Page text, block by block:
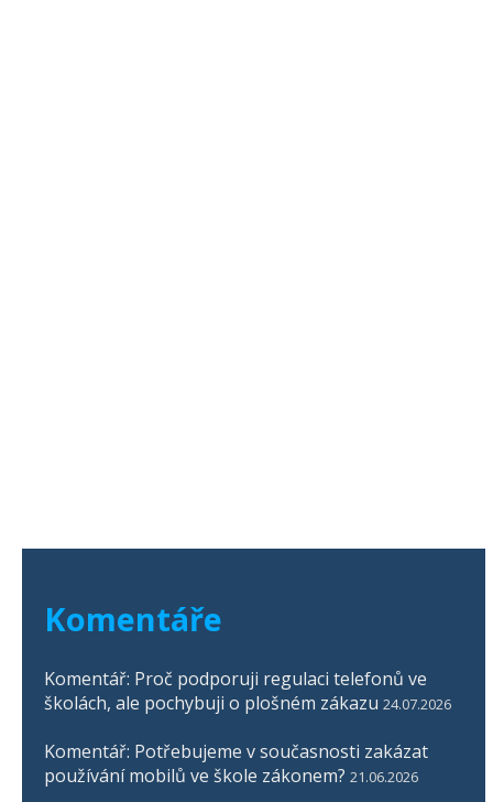
Komentáře
Komentář: Proč podporuji regulaci telefonů ve
školách, ale pochybuji o plošném zákazu 24.07.2026
Komentář: Potřebujeme v současnosti zakázat
používání mobilů ve škole zákonem? 21.06.2026